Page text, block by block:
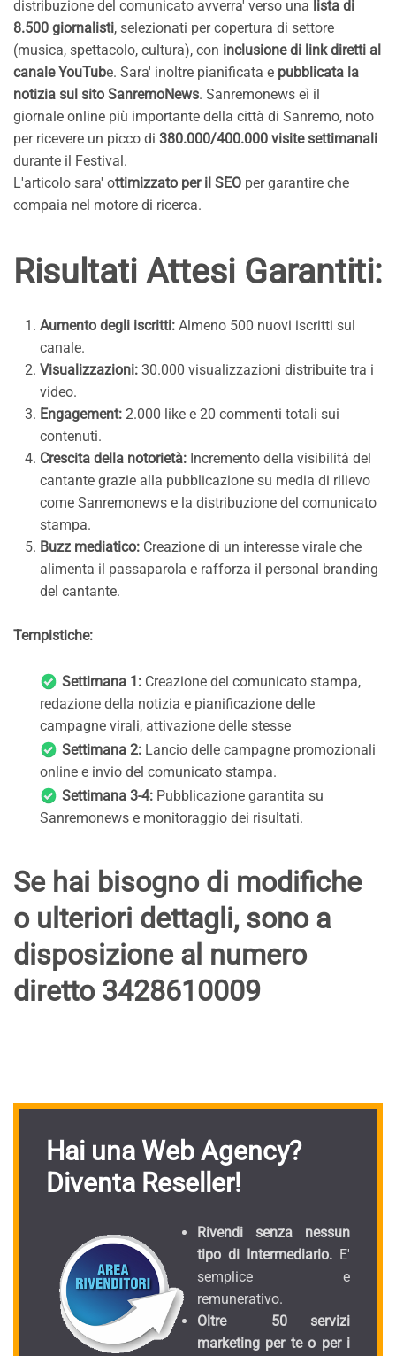
distribuzione del comunicato avverra' verso una lista di
8.500 giornalisti, selezionati per copertura di settore
(musica, spettacolo, cultura), con inclusione di link diretti al
canale YouTube. Sara' inoltre pianificata e pubblicata la
notizia sul sito SanremoNews. Sanremonews eì il
giornale online più importante della città di Sanremo, noto
per ricevere un picco di 380.000/400.000 visite settimanali
durante il Festival.
L'articolo sara' ottimizzato per il SEO per garantire che
compaia nel motore di ricerca.
Risultati Attesi Garantiti:
Aumento degli iscritti: Almeno 500 nuovi iscritti sul
canale.
Visualizzazioni: 30.000 visualizzazioni distribuite tra i
video.
Engagement: 2.000 like e 20 commenti totali sui
contenuti.
Crescita della notorietà: Incremento della visibilità del
cantante grazie alla pubblicazione su media di rilievo
come Sanremonews e la distribuzione del comunicato
stampa.
Buzz mediatico: Creazione di un interesse virale che
alimenta il passaparola e rafforza il personal branding
del cantante.
Tempistiche:
Settimana 1: Creazione del comunicato stampa,
redazione della notizia e pianificazione delle
campagne virali, attivazione delle stesse
Settimana 2: Lancio delle campagne promozionali
online e invio del comunicato stampa.
Settimana 3-4: Pubblicazione garantita su
Sanremonews e monitoraggio dei risultati.
Se hai bisogno di modifiche
o ulteriori dettagli, sono a
disposizione al numero
diretto 3428610009
Hai una Web Agency?
Diventa Reseller!
Rivendi senza nessun
tipo di Intermediario. E'
semplice e
remunerativo.
Oltre 50 servizi
marketing per te o per i